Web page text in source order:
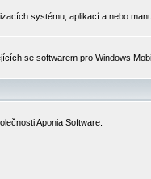
systému, aplikací a nebo
se softwarem pro Windows
Aponia Software.